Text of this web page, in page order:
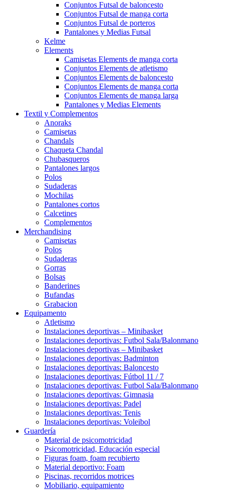
Conjuntos Futsal de baloncesto
Conjuntos Futsal de manga corta
Conjuntos Futsal de porteros
Pantalones y Medias Futsal
Kelme
Elements
Camisetas Elements de manga corta
Conjuntos Elements de atletismo
Conjuntos Elements de baloncesto
Conjuntos Elements de manga corta
Conjuntos Elements de manga larga
Pantalones y Medias Elements
Textil y Complementos
Anoraks
Camisetas
Chandals
Chaqueta Chandal
Chubasqueros
Pantalones largos
Polos
Sudaderas
Mochilas
Pantalones cortos
Calcetines
Complementos
Merchandising
Camisetas
Polos
Sudaderas
Gorras
Bolsas
Banderines
Bufandas
Grabacion
Equipamento
Atletismo
Instalaciones deportivas – Minibasket
Instalaciones deportivas: Futbol Sala/Balonmano
Instalaciones deportivas – Minibasket
Instalaciones deportivas: Badminton
Instalaciones deportivas: Baloncesto
Instalaciones deportivas: Fútbol 11 / 7
Instalaciones deportivas: Futbol Sala/Balonmano
Instalaciones deportivas: Gimnasia
Instalaciones deportivas: Padel
Instalaciones deportivas: Tenis
Instalaciones deportivas: Voleibol
Guardería
Material de psicomotricidad
Psicomotricidad, Educación especial
Figuras foam, foam recubierto
Material deportivo: Foam
Piscinas, recorridos motrices
Mobiliario, equipamiento